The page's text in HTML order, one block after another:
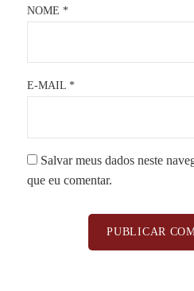
NOME *
E-MAIL *
Salvar meus dados neste
que eu comentar.